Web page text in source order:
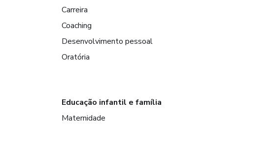
Carreira
Coaching
Desenvolvimento pessoal
Oratória
Educação infantil e família
Maternidade